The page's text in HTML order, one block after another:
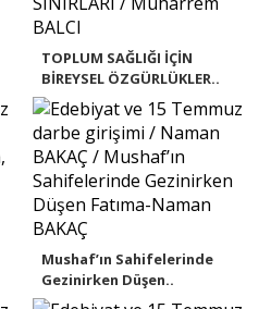
TOPLUM SAĞLIĞI İÇİN
BİREYSEL ÖZGÜRLÜKLER..
Mushaf’ın Sahifelerinde
Gezinirken Düşen..